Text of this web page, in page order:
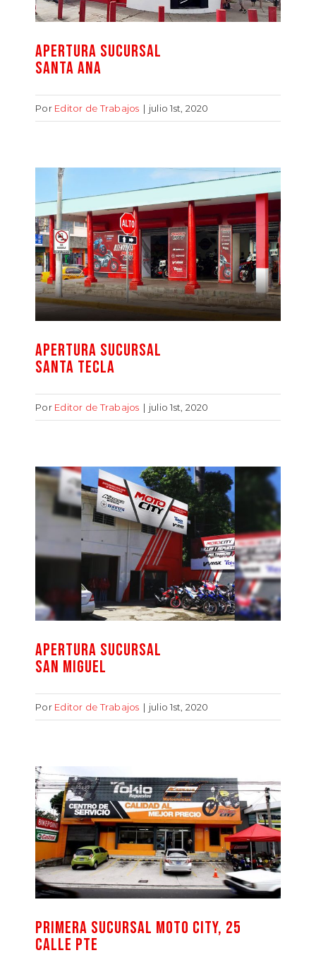
APERTURA SUCURSAL
SANTA ANA
Por Editor de Trabajos | julio 1st, 2020
APERTURA SUCURSAL
SANTA TECLA
Por Editor de Trabajos | julio 1st, 2020
APERTURA SUCURSAL
SAN MIGUEL
Por Editor de Trabajos | julio 1st, 2020
PRIMERA SUCURSAL MOTO CITY, 25
CALLE PTE